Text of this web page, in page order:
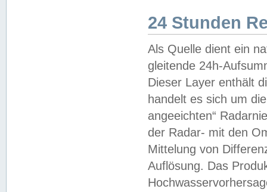
24 Stunden
Als Quelle dient ein
gleitende 24h-
Dieser Layer enthält
handelt es sich um
angeeichten“
der Radar- mit den
Mittelung von
Auflösung. Das